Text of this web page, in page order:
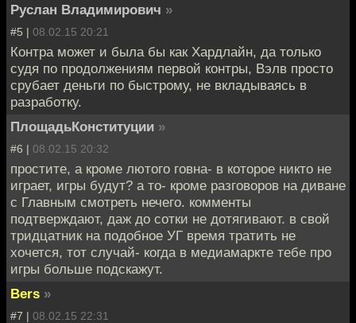
Руслан Владимирович »
#5 | 08.02.15 20:21
Контра может и была бы как Хардлайн, да только
судя по продолжениям первой контры, Вэлв просто
срубает деньги по быстрому, не вкладываясь в
разработку.
ПлощадьКонституции »
#6 | 08.02.15 20:32
простите, а кроме лютого говна- в которое никто не
играет, игры будут? а то- кроме разговоров на диване
с Главным смотреть нечего. комменты
подтверждают, даж до сотки не дотягивают. в свой
тридцатник на подобное УГ время тратить не
хочется, тот случай- когда в медиамаркте тебе про
игры больше подскажут.
Bers »
#7 | 08.02.15 22:31